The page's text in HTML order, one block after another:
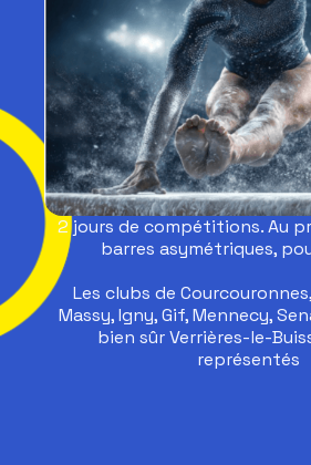
2 jours de compétitions. Au
barres asymétriques,
Les clubs de
Massy, Igny, Gif, Mennecy,
bien sûr Verrières-le-
représentés